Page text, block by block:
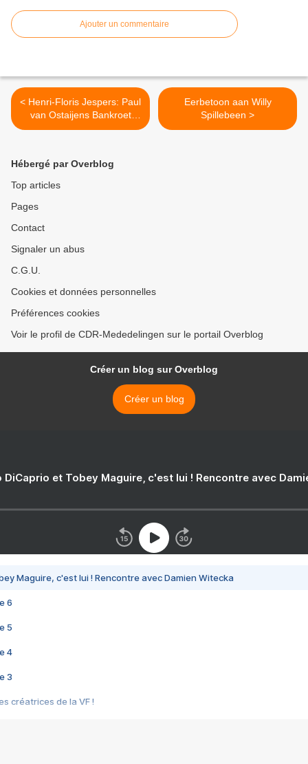
Ajouter un commentaire
< Henri-Floris Jespers: Paul
van Ostaijens Bankroet
Jazz live
Eerbetoon aan Willy
Spillebeen >
Hébergé par Overblog
Top articles
Pages
Contact
Signaler un abus
C.G.U.
Cookies et données personnelles
Préférences cookies
Voir le profil de CDR-Mededelingen sur le portail Overblog
Créer un blog sur Overblog
Créer un blog
DiCaprio et Tobey Maguire, c'est lui ! Rencontre avec
Maguire, c'est lui ! Rencontre avec Damien Witecka
6
5
4
3
créatrices de la VF !